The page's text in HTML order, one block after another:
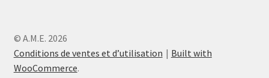
© A.M.E. 2026
Conditions de ventes et d’utilisation
Built with
WooCommerce.